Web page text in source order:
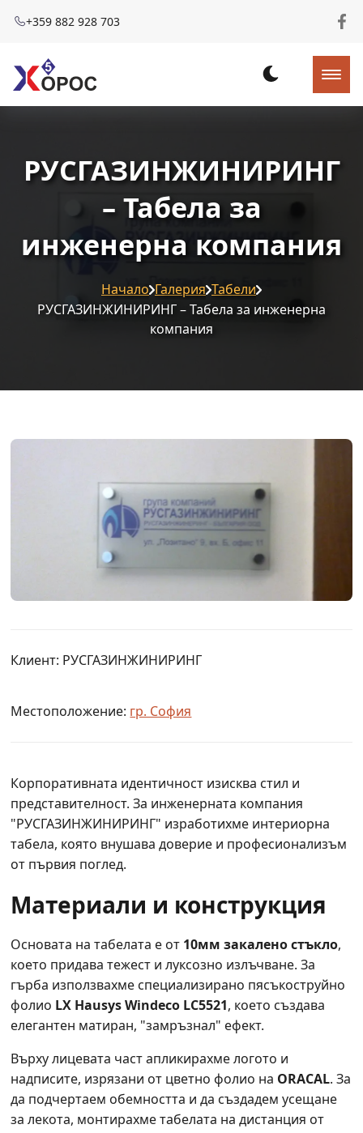
+359 882 928 703
РУСГАЗИНЖИНИРИНГ
– Табела за
инженерна компания
Начало Галерия Табели
РУСГАЗИНЖИНИРИНГ – Табела за инженерна
компания
Клиент: РУСГАЗИНЖИНИРИНГ
Местоположение: гр. София
Корпоративната идентичност изисква стил и
представителност. За инженерната компания
"РУСГАЗИНЖИНИРИНГ" изработихме интериорна
табела, която внушава доверие и професионализъм
от първия поглед.
Материали и конструкция
Основата на табелата е от 10мм закалено стъкло,
което придава тежест и луксозно излъчване. За
гърба използвахме специализирано пясъкоструйно
фолио LX Hausys Windeco LC5521, което създава
елегантен матиран, "замръзнал" ефект.
Върху лицевата част апликирахме логото и
надписите, изрязани от цветно фолио на ORACAL. За
да подчертаем обемността и да създадем усещане
за лекота, монтирахме табелата на дистанция от